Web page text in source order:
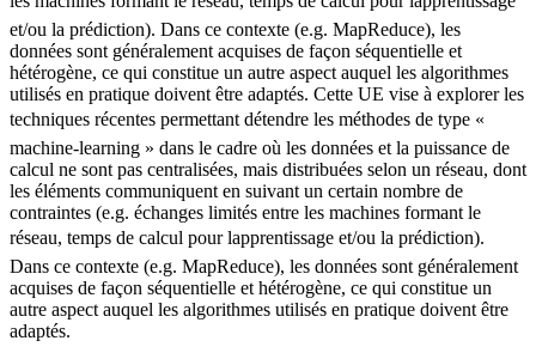
et/ou la prédiction). Dans ce contexte (e.g. MapReduce), les
données sont généralement acquises de façon séquentielle et
hétérogène, ce qui constitue un autre aspect auquel les algorithmes
utilisés en pratique doivent être adaptés. Cette UE vise à explorer les
techniques récentes permettant détendre les méthodes de type «
machine-learning » dans le cadre où les données et la puissance de
calcul ne sont pas centralisées, mais distribuées selon un réseau, dont
les éléments communiquent en suivant un certain nombre de
contraintes (e.g. échanges limités entre les machines formant le
réseau, temps de calcul pour lapprentissage et/ou la prédiction).
Dans ce contexte (e.g. MapReduce), les données sont généralement
acquises de façon séquentielle et hétérogène, ce qui constitue un
autre aspect auquel les algorithmes utilisés en pratique doivent être
adaptés.